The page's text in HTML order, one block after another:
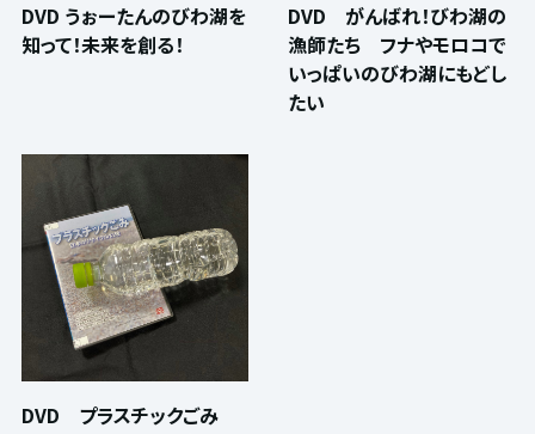
DVD うぉーたんのびわ湖を
知って！未来を創る！
DVD がんばれ！びわ湖の
漁師たち フナやモロコで
いっぱいのびわ湖にもどし
たい
DVD プラスチックごみ